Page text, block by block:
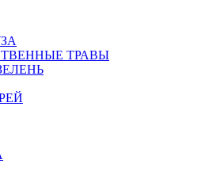
ТРАВЫ